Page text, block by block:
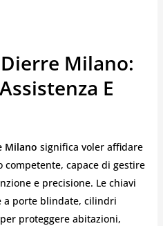
Milano:
E
Milano significa voler affidare
capace di gestire
e precisione. Le chiavi
a porte blindate, cilindri
proteggere abitazioni,